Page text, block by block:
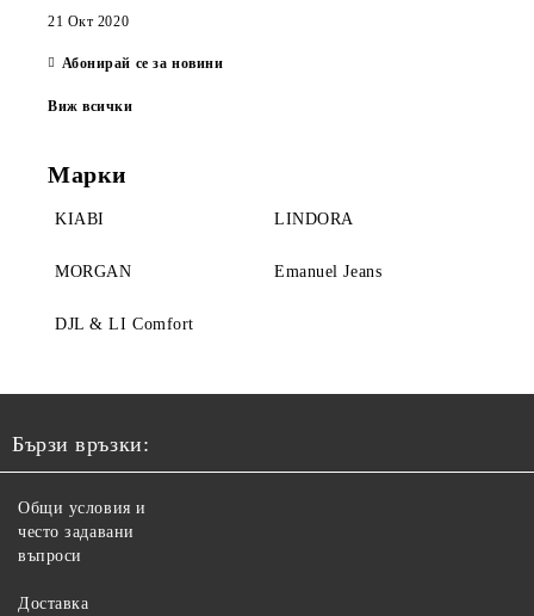
21 Окт 2020
Абонирай се за новини
Виж всички
Марки
KIABI LINDORA
MORGAN Emanuel Jeans
DJL & LI Comfort
Бързи връзки:
Общи условия и
често задавани
въпроси
Доставка